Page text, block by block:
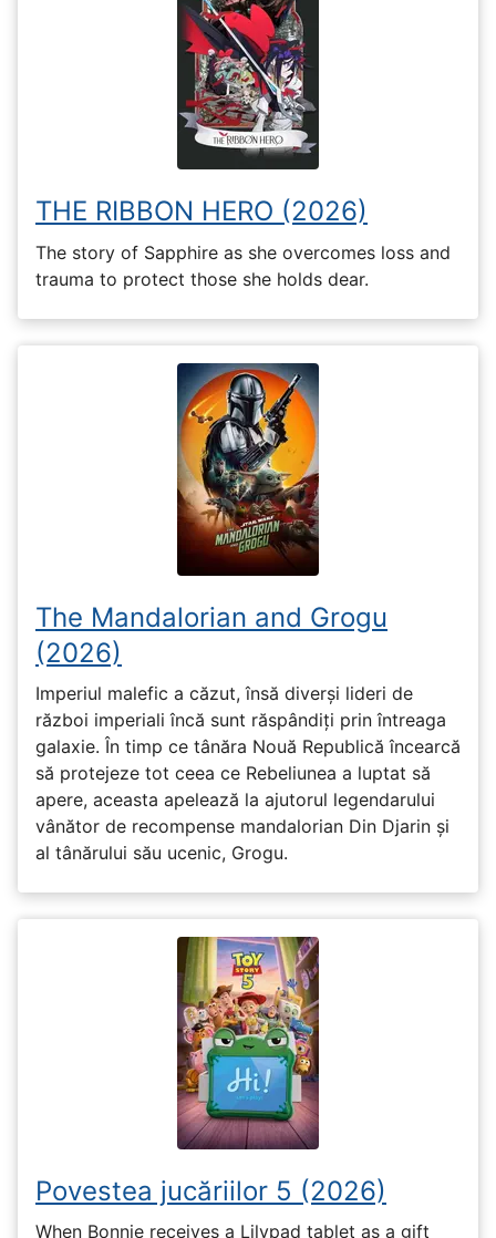
THE RIBBON HERO (2026)
The story of Sapphire as she overcomes loss and
trauma to protect those she holds dear.
The Mandalorian and Grogu
(2026)
Imperiul malefic a căzut, însă diverși lideri de
război imperiali încă sunt răspândiți prin întreaga
galaxie. În timp ce tânăra Nouă Republică încearcă
să protejeze tot ceea ce Rebeliunea a luptat să
apere, aceasta apelează la ajutorul legendarului
vânător de recompense mandalorian Din Djarin și
al tânărului său ucenic, Grogu.
Povestea jucăriilor 5 (2026)
When Bonnie receives a Lilypad tablet as a gift